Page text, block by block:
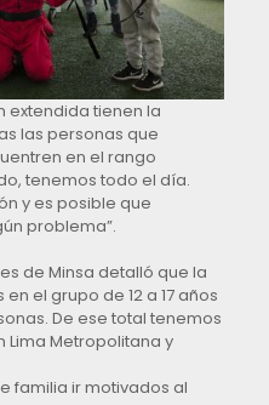
extendida tienen la
las personas que
en el rango
tenemos todo el día.
y es posible que
problema”.
de Minsa detalló que la
el grupo de 12 a 17 años
De ese total tenemos
Lima Metropolitana y
familia ir motivados al